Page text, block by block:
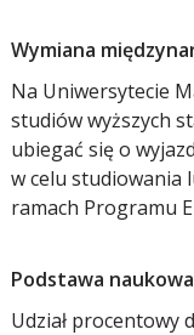
Wymiana
Na Uniwersytecie
studiów wyższych
ubiegać się o
w celu studiowania
ramach Programu
Podstawa
Udział procentowy